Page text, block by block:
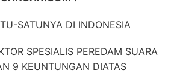
SATUNYA DI INDONESIA
SPESIALIS PEREDAM SUARA
9 KEUNTUNGAN DIATAS